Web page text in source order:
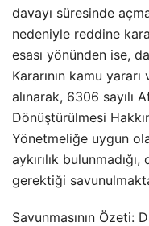
davayı süresinde
nedeniyle reddine
esası yönünden ise,
Kararının kamu
alınarak, 6306 sayılı
Dönüştürülmesi
Yönetmeliğe uygun
aykırılık
gerektiği
Savunmasının Özeti: